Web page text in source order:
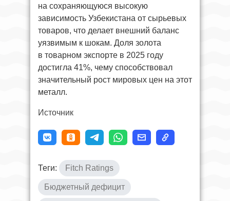
на сохраняющуюся высокую
зависимость Узбекистана от сырьевых
товаров, что делает внешний баланс
уязвимым к шокам. Доля золота
в товарном экспорте в 2025 году
достигла 41%, чему способствовал
значительный рост мировых цен на этот
металл.
Источник
Теги: Fitch Ratings
Бюджетный дефицит